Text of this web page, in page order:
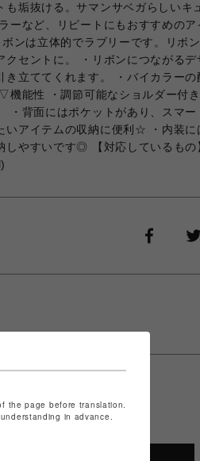
も垢抜ける。サマンサベガらしいキ
ーなど、リピートにもおすすめのア
ンは立体的でラブリーです。リボ
クセントに。 ・リボンにつながるデ
き立ててくれます。 ・バイカラーの
機能性 ・調節可能なショルダー付
・背面にはポケットがあり、スマー
いアイテムの収納に便利☆ ・内装に
しやすいです◎ 【対応しているもの
the page before translation.
in advance.